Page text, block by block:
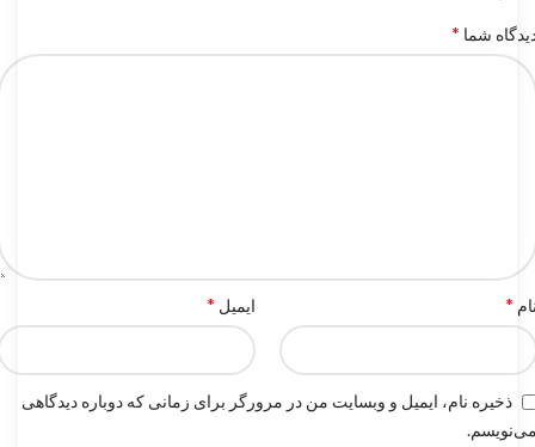
شما *
* ایمیل *
ذخیره نام، ایمیل و وبسایت من در مرورگر برای زمانی که دوباره دیدگاهی